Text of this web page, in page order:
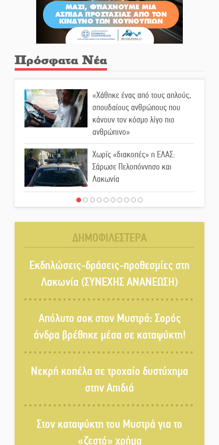
Πρόσφατα Νέα
«Χάθηκε ένας από τους απλούς,
σπουδαίους ανθρώπους που
κάνουν τον κόσμο λίγο πιο
ανθρώπινο»
Χωρίς «διακοπές» η ΕΛΑΣ:
Σάρωσε Πελοπόννησο και
Λακωνία
«Έφυγε» ένας γνήσιος Δάσκαλος
«Κλειστά» ανοιχτά προαύλια
στον Δ. Σπάρτης;
Δεκαπενταύγουστος στην
Πετρίνα: Αντάμωμα με μουσική,
χορό και παράδοση
Ταϊβάν: Στη βάση τους τα
παγκόσμια Σπαρτιατόπουλα
ΔΗΜΟΦΙΛΕΣΤΕΡΑ
Εκδηλώσεις-δράσεις-προθεσμίες στη
Λακωνία (ΣΥΝΕΧΗΣ ΑΝΑΝΕΩΣΗ)
Απόλυτο σοκ στον Μυστρά: Σορός
άνδρα βρέθηκε μέσα σε καταψύκτη!
Νεκρή κοπέλα σε τροχαίο δυστύχημα
στην Απιδιά
Στον καταψύκτη του Μυστρά για το
«ζεστό» χρήμα